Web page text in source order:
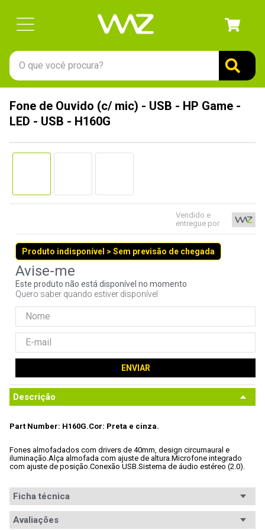
O que você procura?
Fone de Ouvido (c/ mic) - USB - HP Game -
LED - USB - H160G
Vendido e
entregue por
Produto indisponível > Sem previsão de chegada
Este produto não está disponível no momento
Quero saber quando estiver disponível
ENVIAR
Descrição
Part Number: H160G.Cor: Preta e cinza.
Fones almofadados com drivers de 40mm, design circumaural e
iluminação.Alça almofada com ajuste de altura.Microfone integrado
com ajuste de posição.Conexão USB.Sistema de áudio estéreo (2.0).
Ficha técnica
Conteúdo da
Avaliações
1º
gabinete
3º
teclado
5º
openbox
7º
jonsbo
8º
fractal
controle
10º hd